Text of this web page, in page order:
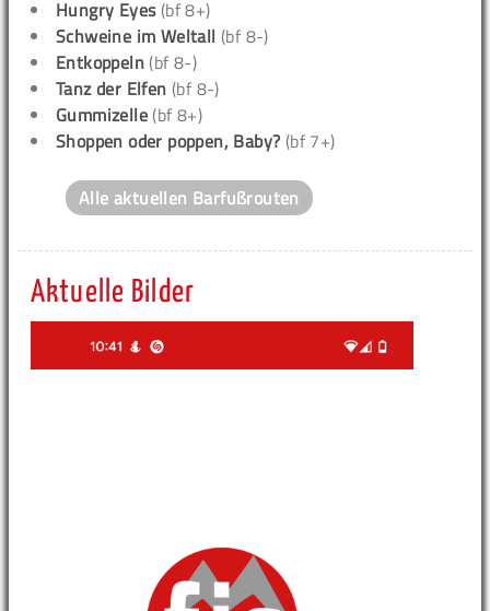
Hungry Eyes(bf 8+)
Schweine im Weltall (bf 8-)
Entkoppeln (bf 8-)
Tanz der Elfen (bf 8-)
Gummizelle (bf 8+)
Shoppen oder poppen, Baby? (bf 7+)
Alle aktuellen Barfußrouten
Aktuelle Bilder